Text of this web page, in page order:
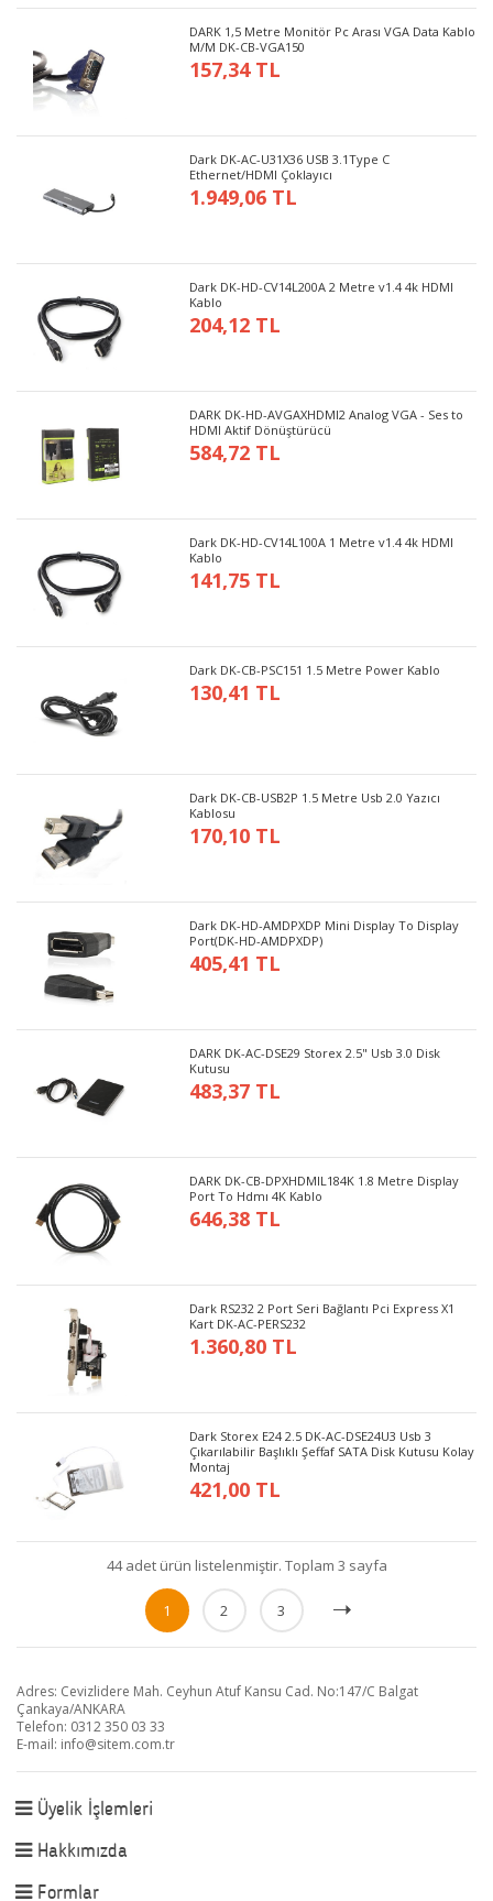
DARK 1,5 Metre Monitör Pc Arası VGA Data Kablo
M/M DK-CB-VGA150
157,34 TL
Dark DK-AC-U31X36 USB 3.1Type C
Ethernet/HDMI Çoklayıcı
1.949,06 TL
Dark DK-HD-CV14L200A 2 Metre v1.4 4k HDMI
Kablo
204,12 TL
DARK DK-HD-AVGAXHDMI2 Analog VGA - Ses to
HDMI Aktif Dönüştürücü
584,72 TL
Dark DK-HD-CV14L100A 1 Metre v1.4 4k HDMI
Kablo
141,75 TL
Dark DK-CB-PSC151 1.5 Metre Power Kablo
130,41 TL
Dark DK-CB-USB2P 1.5 Metre Usb 2.0 Yazıcı
Kablosu
170,10 TL
Dark DK-HD-AMDPXDP Mini Display To Display
Port(DK-HD-AMDPXDP)
405,41 TL
DARK DK-AC-DSE29 Storex 2.5" Usb 3.0 Disk
Kutusu
483,37 TL
DARK DK-CB-DPXHDMIL184K 1.8 Metre Display
Port To Hdmı 4K Kablo
646,38 TL
Dark RS232 2 Port Seri Bağlantı Pci Express X1
Kart DK-AC-PERS232
1.360,80 TL
Dark Storex E24 2.5 DK-AC-DSE24U3 Usb 3
Çıkarılabilir Başlıklı Şeffaf SATA Disk Kutusu Kolay
Montaj
421,00 TL
44 adet ürün listelenmiştir. Toplam 3 sayfa
1 2 3
Adres: Cevizlidere Mah. Ceyhun Atuf Kansu Cad. No:147/C Balgat
Çankaya/ANKARA
Telefon: 0312 350 03 33
E-mail: info@sitem.com.tr
Üyelik İşlemleri
Hakkımızda
Formlar